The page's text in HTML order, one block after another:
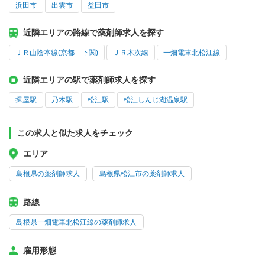
浜田市 出雲市 益田市
近隣エリアの路線で薬剤師求人を探す
ＪＲ山陰本線(京都－下関) ＪＲ木次線 一畑電車北松江線
近隣エリアの駅で薬剤師求人を探す
揖屋駅 乃木駅 松江駅 松江しんじ湖温泉駅
この求人と似た求人をチェック
エリア
島根県の薬剤師求人 島根県松江市の薬剤師求人
路線
島根県一畑電車北松江線の薬剤師求人
雇用形態